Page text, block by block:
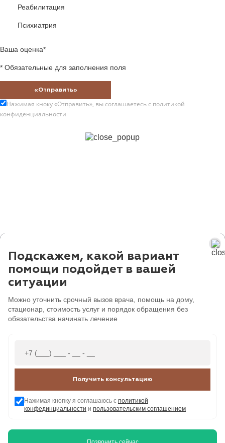
Реабилитация
Психиатрия
Ваша оценка*
* Обязательные для заполнения поля
«Отправить»
Нажимая кноку «Отправить», вы соглашаетесь с политикой
конфиденциальности
Подскажем, какой вариант
помощи подойдет в вашей
ситуации
Можно уточнить срочный вызов врача, помощь на дому,
стационар, стоимость услуг и порядок обращения без
обязательства начинать лечение
Получить консультацию
Нажимая кнопку я соглашаюсь с политикой
конфединциальности и пользовательским соглашением